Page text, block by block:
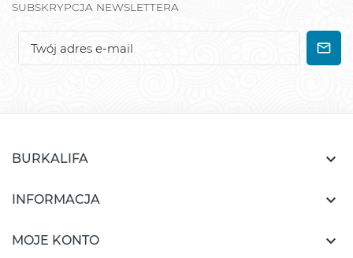
SUBSKRYPCJA NEWSLETTERA
BURKALIFA 
INFORMACJA 
MOJE KONTO 